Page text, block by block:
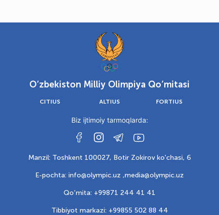
O‘zbekiston Milliy Olimpiya Qo‘mitasi
CITIUS ALTIUS FORTIUS
Biz ijtimoiy tarmoqlarda:
Manzil: Toshkent 100027, Botir Zokirov ko'chasi, 6
E-pochta: info@olympic.uz ,media@olympic.uz
Qo‘mita: +99871 244 41 41
Tibbiyot markazi: +99855 502 88 44